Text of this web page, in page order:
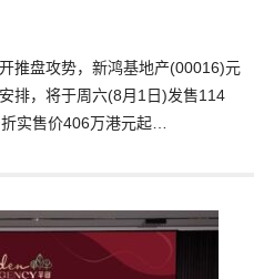
推盘攻势，新鸿基地产(00016)元
排，将于周六(8月1日)发售114
实售价406万港元起…